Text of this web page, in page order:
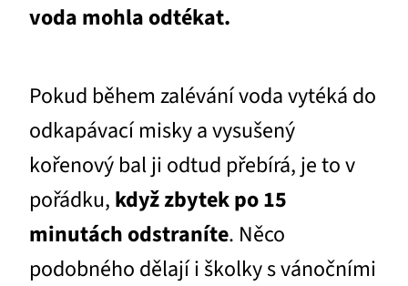
voda mohla odtékat.
Pokud během zalévání voda vytéká do
odkapávací misky a vysušený
kořenový bal ji odtud přebírá, je to v
pořádku, když zbytek po 15
minutách odstraníte. Něco
podobného dělají i školky s vánočními